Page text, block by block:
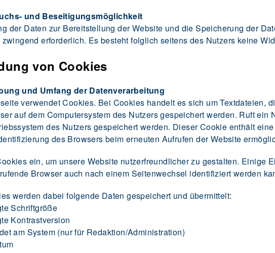
und Beseitigungsmöglichkeit
der Daten zur Bereitstellung der Website und die Speicherung der
zwingend erforderlich. Es besteht folglich seitens des Nutzers keine
von Cookies
und Umfang der Datenverarbeitung
verwendet Cookies. Bei Cookies handelt es sich um Textdateien,
auf dem Computersystem des Nutzers gespeichert werden. Ruft
des Nutzers gespeichert werden. Dieser Cookie enthält
des Browsers beim erneuten Aufrufen der Website
ein, um unsere Website nutzerfreundlicher zu gestalten. Einige
Browser auch nach einem Seitenwechsel identifiziert werden
werden dabei folgende Daten gespeichert und übermittelt:
Schriftgröße
Kontrastversion
am System (nur für Redaktion/Administration)